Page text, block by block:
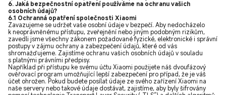
6. Jaká bezpečnostní opatření používáme na ochranu vašich
osobních údajů?
6.1 Ochranná opatření společnosti Xiaomi
Zavazujeme se udržet vaše osobní údaje v bezpečí. Aby nedocházelo
k neoprávněnému přístupu, zveřejnění nebo jiným podobným rizikům,
zavedli jsme všechny zákonem požadované fyzické, elektronické i správní
postupy v zájmu ochrany a zabezpečení údajů, které od vás
shromažďujeme. Zajistíme ochranu vašich osobních údajů v souladu
s platnými právními předpisy.
Například při přístupu ke svému účtu Xiaomi použijete náš dvoufázový
ověřovací program umožňující lepší zabezpečení pro případ, že je váš
účet ohrožen. Pokud budete posílat údaje ze svého zařízení Xiaomi na
naše servery nebo takové údaje dostávat, zajistíme, aby byly šifrovány